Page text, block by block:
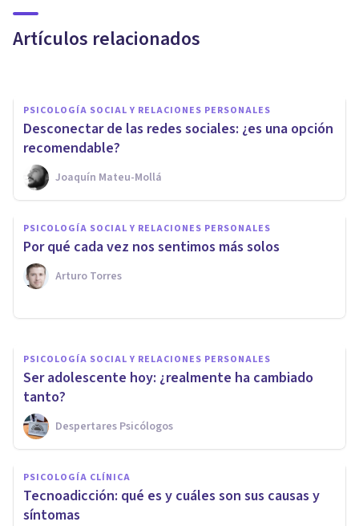
Artículos relacionados
realmente?
PSICOLOGÍA SOCIAL Y RELACIONES PERSONALES
Desconectar de las redes sociales: ¿es una opción
recomendable?
Joaquín Mateu-Mollá
PSICOLOGÍA SOCIAL Y RELACIONES PERSONALES
Por qué cada vez nos sentimos más solos
Arturo Torres
PSICOLOGÍA
Hiperconexión: 3
consecuencias psicológicas del
uso excesivo de Internet
PSICOLOGÍA SOCIAL Y RELACIONES PERSONALES
Ser adolescente hoy: ¿realmente ha cambiado
tanto?
Despertares Psicólogos
PSICOLOGÍA CLÍNICA
Tecnoadicción: qué es y cuáles son sus causas y
síntomas